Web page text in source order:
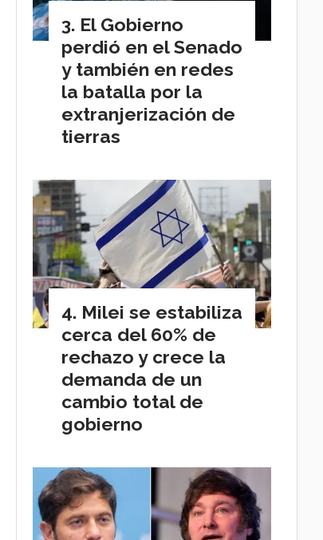
El Gobierno
perdió en el Senado
y también en redes
la batalla por la
extranjerización de
tierras
Milei se estabiliza
cerca del 60% de
rechazo y crece la
demanda de un
cambio total de
gobierno